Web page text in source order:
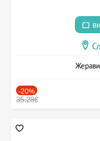
-20%
35.28€